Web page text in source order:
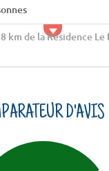
km de la Résidence
D'AVIS